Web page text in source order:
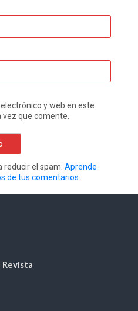
y web en este
que comente.
reducir el spam. Aprende
de tus comentarios.